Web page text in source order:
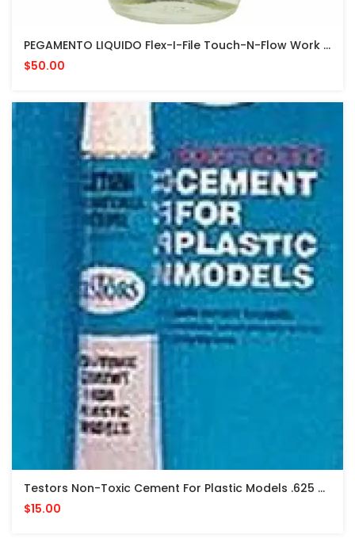
PEGAMENTO LIQUIDO Flex-I-File Touch-N-Flow Work Base And Plast-I-Weld Liquid Cement 2oz
$50.00
Testors Non-Toxic Cement For Plastic Models .625 Oz PEGAMENTO NO TOXICO
$15.00